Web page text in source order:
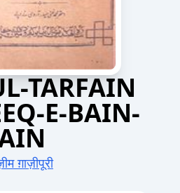
TARFAIN
E-BAIN-
ग़ाज़ीपूरी